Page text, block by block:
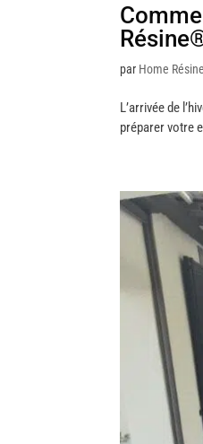
par Home Résine
L’arrivée de
préparer votre